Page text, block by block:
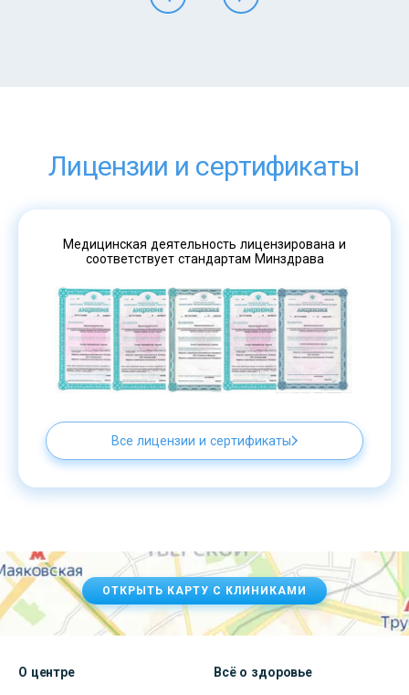
Лицензии и сертификаты
Медицинская деятельность лицензирована и
соответствует стандартам Минздрава
Все лицензии и сертификаты
ОТКРЫТЬ КАРТУ С КЛИНИКАМИ
О центре Всё о здоровье